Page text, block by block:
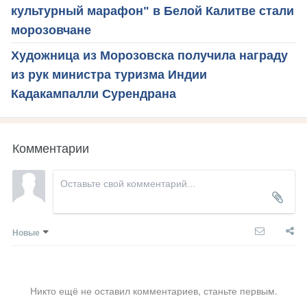
культурный марафон" в Белой Калитве стали
морозовчане
Художница из Морозовска получила награду
из рук министра туризма Индии
Кадакампалли Сурендрана
Комментарии
Новые
Никто ещё не оставил комментариев, станьте первым.